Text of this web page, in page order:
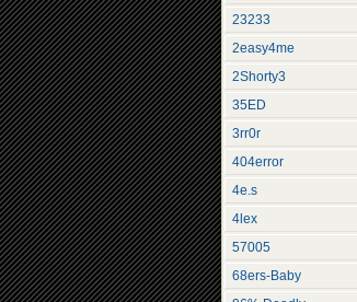
23233
2easy4me
2Shorty3
35ED
3rr0r
404error
4e.s
4lex
57005
68ers-Baby